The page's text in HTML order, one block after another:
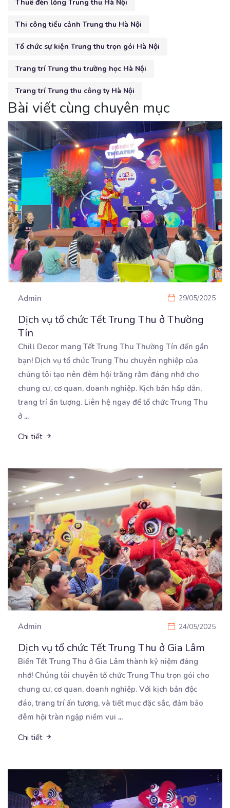
Thuê đèn lồng Trung thu Hà Nội
Thi công tiểu cảnh Trung thu Hà Nội
Tổ chức sự kiện Trung thu trọn gói Hà Nội
Trang trí Trung thu trường học Hà Nội
Trang trí Trung thu công ty Hà Nội
Bài viết cùng chuyên mục
Admin 29/05/2025
Dịch vụ tổ chức Tết Trung Thu ở Thường
Tín
Chill Decor mang Tết Trung Thu Thường Tín đến gần
bạn! Dịch vụ tổ chức Trung Thu chuyên nghiệp của
chúng tôi tạo nên đêm hội trăng rằm đáng nhớ cho
chung cư, cơ quan, doanh nghiệp. Kịch bản hấp dẫn,
trang trí ấn tượng. Liên hệ ngay để tổ chức Trung Thu
ở ...
Chi tiết
Admin 24/05/2025
Dịch vụ tổ chức Tết Trung Thu ở Gia Lâm
Biến Tết Trung Thu ở Gia Lâm thành kỷ niệm đáng
nhớ! Chúng tôi chuyên tổ chức Trung Thu trọn gói cho
chung cư, cơ quan, doanh nghiệp. Với kịch bản độc
đáo, trang trí ấn tượng, và tiết mục đặc sắc, đảm bảo
đêm hội tràn ngập niềm vui ...
Chi tiết